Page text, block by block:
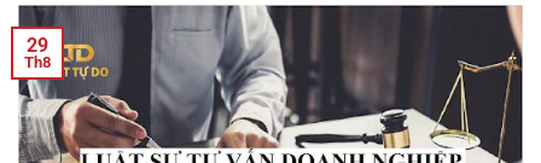
29
Th8